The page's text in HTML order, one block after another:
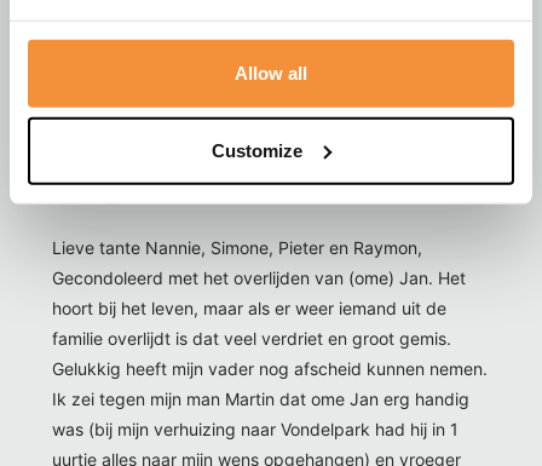
Allow all
Customize
groet van Kees en Mieke Louwen ( vrienden van Gerrit
Ine Lieman-Groeneveld
1 jaar geleden
Lieve tante Nannie, Simone, Pieter en Raymon,
Gecondoleerd met het overlijden van (ome) Jan. Het
hoort bij het leven, maar als er weer iemand uit de
familie overlijdt is dat veel verdriet en groot gemis.
Gelukkig heeft mijn vader nog afscheid kunnen nemen.
Ik zei tegen mijn man Martin dat ome Jan erg handig
was (bij mijn verhuizing naar Vondelpark had hij in 1
uurtje alles naar mijn wens opgehangen) en vroeger